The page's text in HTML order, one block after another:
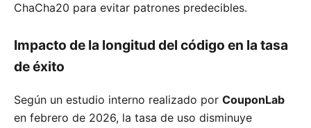
ChaCha20 para evitar patrones predecibles.
Impacto de la longitud del código en la tasa
de éxito
Según un estudio interno realizado por CouponLab
en febrero de 2026, la tasa de uso disminuye